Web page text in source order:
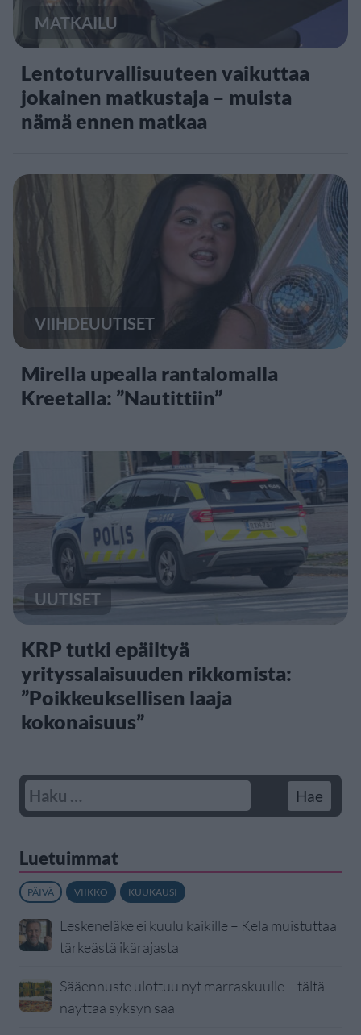
MATKAILU
Lentoturvallisuuteen vaikuttaa
jokainen matkustaja – muista
nämä ennen matkaa
VIIHDEUUTISET
Mirella upealla rantalomalla
Kreetalla: ”Nautittiin”
UUTISET
KRP tutki epäiltyä
yrityssalaisuuden rikkomista:
”Poikkeuksellisen laaja
kokonaisuus”
Luetuimmat
PÄIVÄ VIIKKO KUUKAUSI
Leskeneläke ei kuulu kaikille – Kela muistuttaa
tärkeästä ikärajasta
Sääennuste ulottuu nyt marraskuulle – tältä
näyttää syksyn sää